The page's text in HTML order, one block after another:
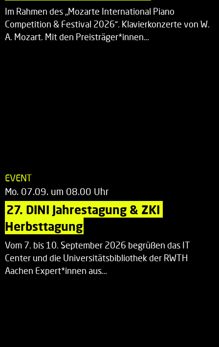
Im Rahmen des „Mozarte International Piano
Competition & Festival 2026“. Klavierkonzerte von W.
A. Mozart. Mit den Preisträger*innen…
EVENT
Mo. 07.09. um 08.00 Uhr
27. DINI Jahrestagung & ZKI
Herbsttagung
Vom 7. bis 10. September 2026 begrüßen das IT
Center und die Universitätsbibliothek der RWTH
Aachen Expert*innen aus…